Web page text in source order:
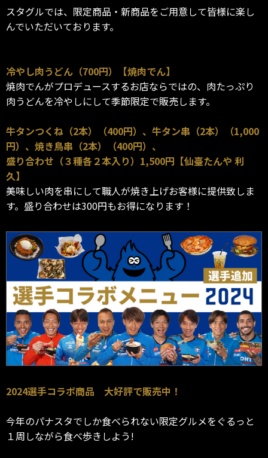
スタグルでは、限定商品・新商品をご用意して皆様に楽し
んでいただいております。
冷やし肉うどん（700円）【焼肉でん】
焼肉でんがプロデュースするお店ならではの、肉たっぷり
肉うどんを冷やしにして季節限定で販売します。
牛タンつくね（2本）（400円）、牛タン串（2本）（1,000
円）、焼き鳥串（2本）（400円）、
盛り合わせ（３種各２本入り）1,500円【仙臺たんや 利
久】
美味しい肉を串にして職人が焼き上げお客様に提供致しま
す。盛り合わせは300円もお得になります！
2024選手コラボ商品 大好評で販売中！
今年のパナスタでしか食べられない限定グルメをぐるっと
１周しながら食べ歩きしよう!